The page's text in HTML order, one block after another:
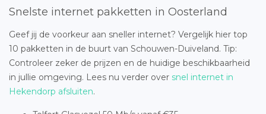
Snelste internet pakketten in Oosterland
Geef jij de voorkeur aan sneller internet? Vergelijk hier top
10 pakketten in de buurt van Schouwen-Duiveland. Tip:
Controleer zeker de prijzen en de huidige beschikbaarheid
in jullie omgeving. Lees nu verder over snel internet in
Hekendorp afsluiten.